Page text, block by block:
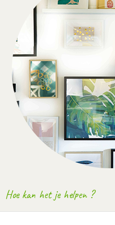
Hoe kan het je helpen ?